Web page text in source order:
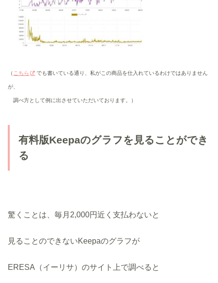
（ こちら でも書いている通り、私がこの商品を仕入れているわけではありません
が、
調べ方として例に出させていただいております。）
有料版Keepaのグラフを見ることができ
る
驚くことは、毎月2,000円近く支払わないと
見ることのできないKeepaのグラフが
ERESA（イーリサ）のサイト上で調べると